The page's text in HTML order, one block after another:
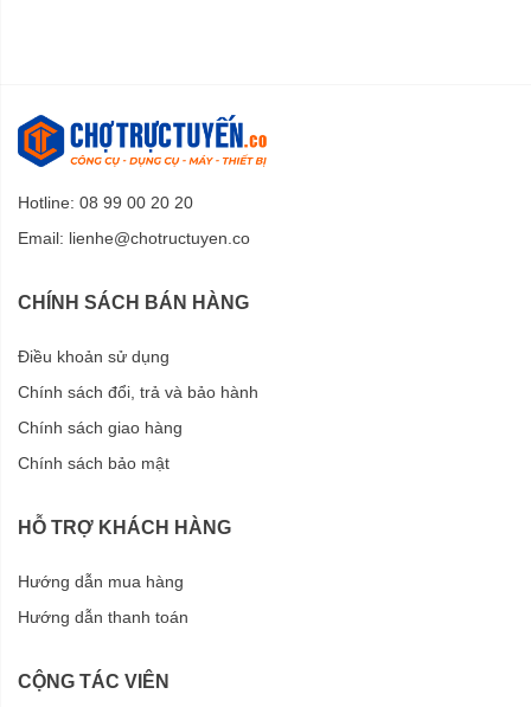
Hotline: 08 99 00 20 20
Email: lienhe@chotructuyen.co
CHÍNH SÁCH BÁN HÀNG
Điều khoản sử dụng
Chính sách đổi, trả và bảo hành
Chính sách giao hàng
Chính sách bảo mật
HỖ TRỢ KHÁCH HÀNG
Hướng dẫn mua hàng
Hướng dẫn thanh toán
CỘNG TÁC VIÊN